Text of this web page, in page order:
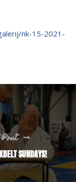
nk-15-2021-
SUNDAYS!